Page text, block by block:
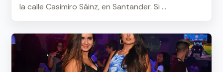
la calle Casimiro Sáinz, en Santander. Si ...